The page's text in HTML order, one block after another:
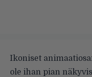
Ikoniset
ole ihan pian